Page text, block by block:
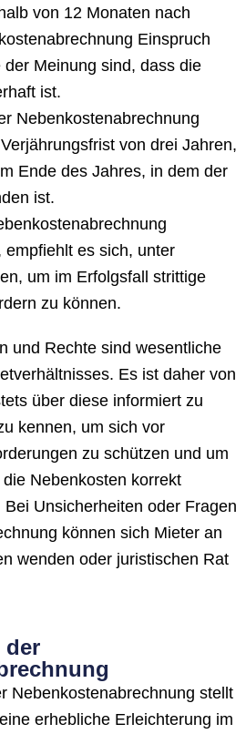
von 12 Monaten nach
Einspruch
Meinung sind, dass die
ist.
Nebenkostenabrechnung
von drei Jahren,
Ende des Jahres, in dem der
ist.
empfiehlt es sich, unter
um im Erfolgsfall strittige
zu können.
und Rechte sind wesentliche
Es ist daher von
über diese informiert zu
kennen, um sich vor
zu schützen und um
Nebenkosten korrekt
Unsicherheiten oder Fragen
können sich Mieter an
wenden oder juristischen Rat
der
Nebenkostenabrechnung stellt
erhebliche Erleichterung im